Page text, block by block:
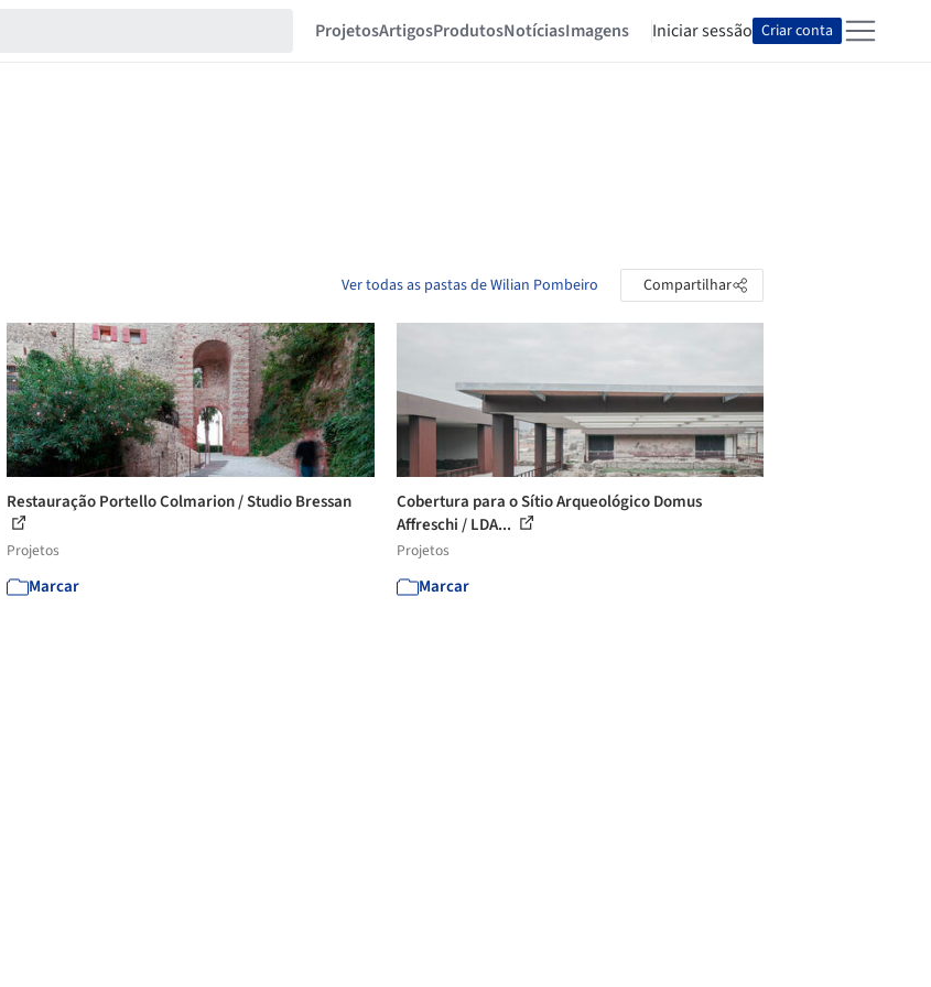
ProjetosArtigosProdutosNotíciasImagens Iniciar sessão Criar conta
Ver todas as pastas de Wilian Pombeiro Compartilhar
Restauração Portello Colmarion / Studio Bressan
Projetos
Marcar
Cobertura para o Sítio Arqueológico Domus
Affreschi / LDA...
Projetos
Marcar